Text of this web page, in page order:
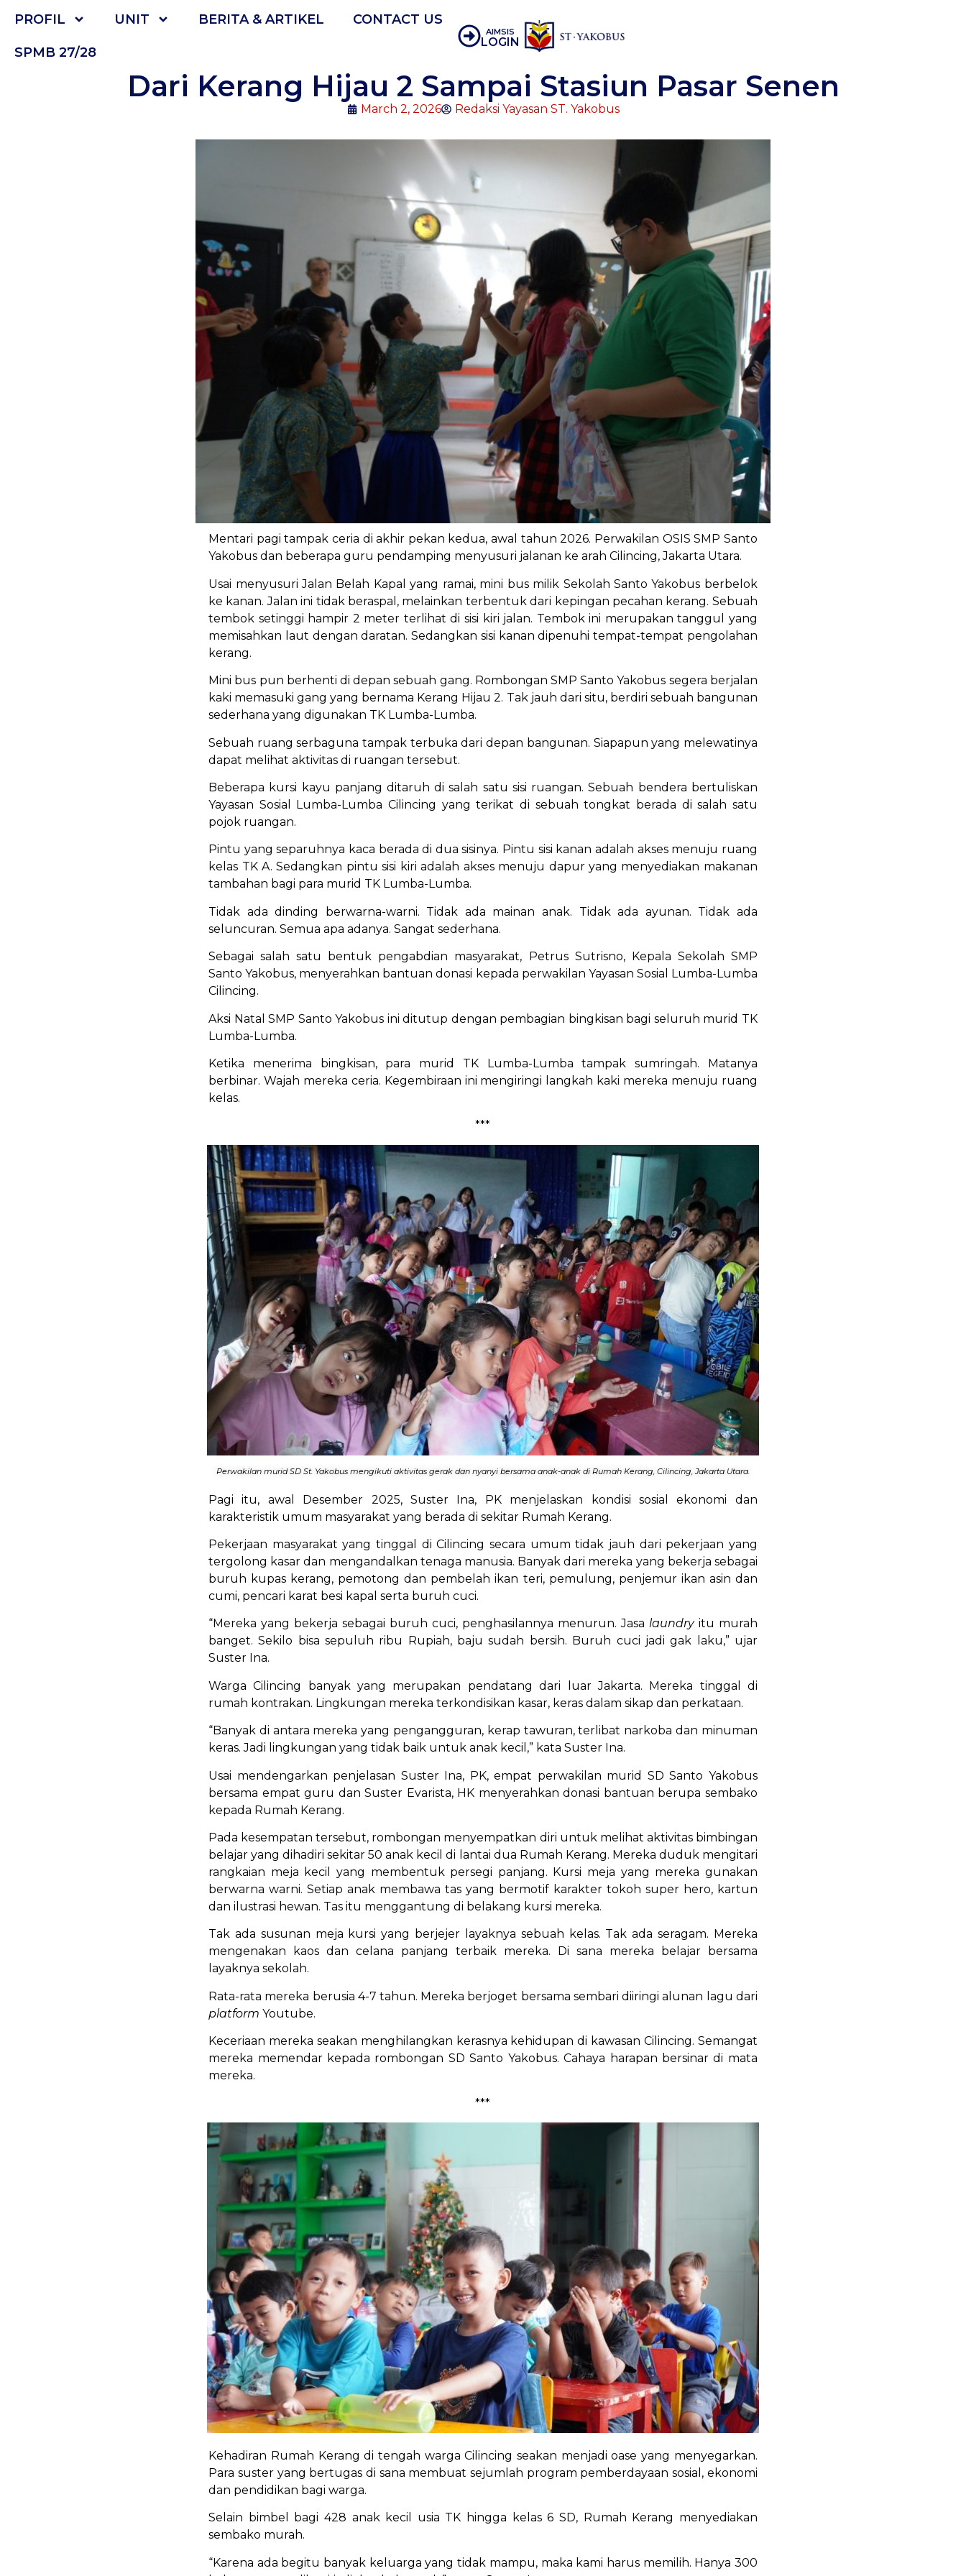
PROFIL UNIT BERITA & ARTIKEL CONTACT US
SPMB 27/28
AIMSIS
LOGIN
Dari Kerang Hijau 2 Sampai Stasiun Pasar Senen
March 2, 2026 Redaksi Yayasan ST. Yakobus
Mentari pagi tampak ceria di akhir pekan kedua, awal tahun 2026. Perwakilan OSIS SMP Santo
Yakobus dan beberapa guru pendamping menyusuri jalanan ke arah Cilincing, Jakarta Utara.
Usai menyusuri Jalan Belah Kapal yang ramai, mini bus milik Sekolah Santo Yakobus berbelok
ke kanan. Jalan ini tidak beraspal, melainkan terbentuk dari kepingan pecahan kerang. Sebuah
tembok setinggi hampir 2 meter terlihat di sisi kiri jalan. Tembok ini merupakan tanggul yang
memisahkan laut dengan daratan. Sedangkan sisi kanan dipenuhi tempat-tempat pengolahan
kerang.
Mini bus pun berhenti di depan sebuah gang. Rombongan SMP Santo Yakobus segera berjalan
kaki memasuki gang yang bernama Kerang Hijau 2. Tak jauh dari situ, berdiri sebuah bangunan
sederhana yang digunakan TK Lumba-Lumba.
Sebuah ruang serbaguna tampak terbuka dari depan bangunan. Siapapun yang melewatinya
dapat melihat aktivitas di ruangan tersebut.
Beberapa kursi kayu panjang ditaruh di salah satu sisi ruangan. Sebuah bendera bertuliskan
Yayasan Sosial Lumba-Lumba Cilincing yang terikat di sebuah tongkat berada di salah satu
pojok ruangan.
Pintu yang separuhnya kaca berada di dua sisinya. Pintu sisi kanan adalah akses menuju ruang
kelas TK A. Sedangkan pintu sisi kiri adalah akses menuju dapur yang menyediakan makanan
tambahan bagi para murid TK Lumba-Lumba.
Tidak ada dinding berwarna-warni. Tidak ada mainan anak. Tidak ada ayunan. Tidak ada
seluncuran. Semua apa adanya. Sangat sederhana.
Sebagai salah satu bentuk pengabdian masyarakat, Petrus Sutrisno, Kepala Sekolah SMP
Santo Yakobus, menyerahkan bantuan donasi kepada perwakilan Yayasan Sosial Lumba-Lumba
Cilincing.
Aksi Natal SMP Santo Yakobus ini ditutup dengan pembagian bingkisan bagi seluruh murid TK
Lumba-Lumba.
Ketika menerima bingkisan, para murid TK Lumba-Lumba tampak sumringah. Matanya
berbinar. Wajah mereka ceria. Kegembiraan ini mengiringi langkah kaki mereka menuju ruang
kelas.
***
Perwakilan murid SD St. Yakobus mengikuti aktivitas gerak dan nyanyi bersama anak-anak di Rumah Kerang, Cilincing, Jakarta Utara.
Pagi itu, awal Desember 2025, Suster Ina, PK menjelaskan kondisi sosial ekonomi dan
karakteristik umum masyarakat yang berada di sekitar Rumah Kerang.
Pekerjaan masyarakat yang tinggal di Cilincing secara umum tidak jauh dari pekerjaan yang
tergolong kasar dan mengandalkan tenaga manusia. Banyak dari mereka yang bekerja sebagai
buruh kupas kerang, pemotong dan pembelah ikan teri, pemulung, penjemur ikan asin dan
cumi, pencari karat besi kapal serta buruh cuci.
“Mereka yang bekerja sebagai buruh cuci, penghasilannya menurun. Jasa laundryitu murah
banget. Sekilo bisa sepuluh ribu Rupiah, baju sudah bersih. Buruh cuci jadi gak laku,” ujar
Suster Ina.
Warga Cilincing banyak yang merupakan pendatang dari luar Jakarta. Mereka tinggal di
rumah kontrakan. Lingkungan mereka terkondisikan kasar, keras dalam sikap dan perkataan.
“Banyak di antara mereka yang pengangguran, kerap tawuran, terlibat narkoba dan minuman
keras. Jadi lingkungan yang tidak baik untuk anak kecil,” kata Suster Ina.
Usai mendengarkan penjelasan Suster Ina, PK, empat perwakilan murid SD Santo Yakobus
bersama empat guru dan Suster Evarista, HK menyerahkan donasi bantuan berupa sembako
kepada Rumah Kerang.
Pada kesempatan tersebut, rombongan menyempatkan diri untuk melihat aktivitas bimbingan
belajar yang dihadiri sekitar 50 anak kecil di lantai dua Rumah Kerang. Mereka duduk mengitari
rangkaian meja kecil yang membentuk persegi panjang. Kursi meja yang mereka gunakan
berwarna warni. Setiap anak membawa tas yang bermotif karakter tokoh super hero, kartun
dan ilustrasi hewan. Tas itu menggantung di belakang kursi mereka.
Tak ada susunan meja kursi yang berjejer layaknya sebuah kelas. Tak ada seragam. Mereka
mengenakan kaos dan celana panjang terbaik mereka. Di sana mereka belajar bersama
layaknya sekolah.
Rata-rata mereka berusia 4-7 tahun. Mereka berjoget bersama sembari diiringi alunan lagu dari
platform Youtube.
Keceriaan mereka seakan menghilangkan kerasnya kehidupan di kawasan Cilincing. Semangat
mereka memendar kepada rombongan SD Santo Yakobus. Cahaya harapan bersinar di mata
mereka.
***
Kehadiran Rumah Kerang di tengah warga Cilincing seakan menjadi oase yang menyegarkan.
Para suster yang bertugas di sana membuat sejumlah program pemberdayaan sosial, ekonomi
dan pendidikan bagi warga.
Selain bimbel bagi 428 anak kecil usia TK hingga kelas 6 SD, Rumah Kerang menyediakan
sembako murah.
“Karena ada begitu banyak keluarga yang tidak mampu, maka kami harus memilih. Hanya 300